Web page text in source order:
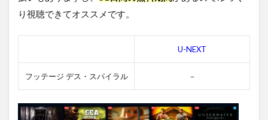
り視聴できてオススメです。
U-NEXT
フッテージ デス・スパイラル －